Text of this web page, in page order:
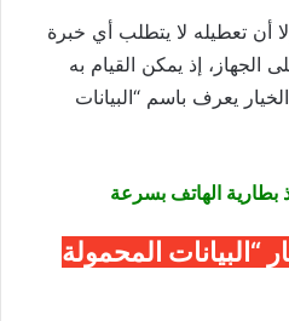
أن تعطيله لا يتطلب أي خبرة
إذ يمكن القيام به
يعرف باسم “البيانات
الهاتف بسرعة
“البيانات المحمولة